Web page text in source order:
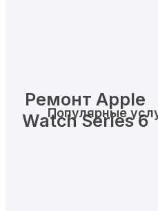
Ремонт Apple
Watch Series 6
Популярные